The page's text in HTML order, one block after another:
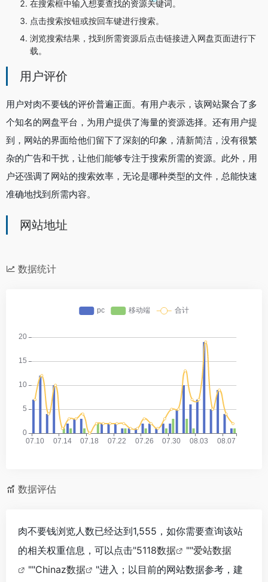
在搜索框中输入想要查找的资源关键词。
点击搜索按钮或按回车键进行搜索。
浏览搜索结果，找到所需资源后点击链接进入网盘页面进行下
载。
用户评价
用户对肉不要钱的评价普遍正面。有用户表示，该网站聚合了多
个知名的网盘平台，为用户提供了海量的资源选择。还有用户提
到，网站的界面给他们留下了深刻的印象，清新简洁，没有很繁
杂的广告和干扰，让他们能够专注于搜索所需的资源。此外，用
户还强调了网站的搜索效率，无论是哪种类型的文件，总能快速
准确地找到所需内容。
网站地址
数据统计
数据评估
肉不要钱浏览人数已经达到1,555，如你需要查询该站
的相关权重信息，可以点击"5118数据 ""爱站数据
""Chinaz数据
"进入；以目前的网站数据参考，建